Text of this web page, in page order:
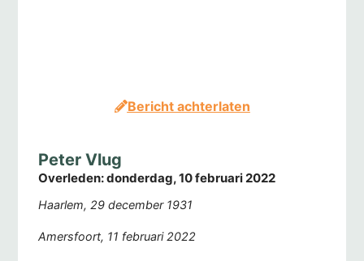
Bericht achterlaten
Peter Vlug
Overleden:donderdag, 10 februari 2022
Haarlem, 29 december 1931
Amersfoort, 11 februari 2022